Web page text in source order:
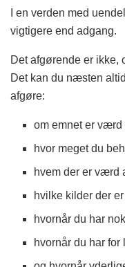
I en verden med
vigtigere end adgang.
Det afgørende er ikke,
Det kan du næsten
afgøre:
om emnet er værd
hvor meget du
hvem der er værd
hvilke kilder der
hvornår du har
hvornår du har for